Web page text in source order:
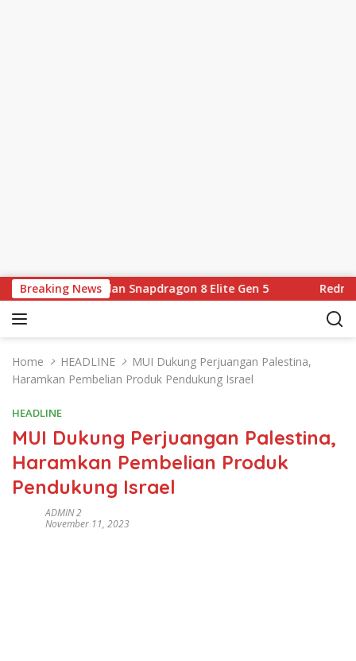
Breaking News
7.060mAh dan Snapdragon 8 Elite Gen 5 Redmi
Home HEADLINE
MUI Dukung Perjuangan Palestina,
Haramkan Pembelian Produk Pendukung Israel
HEADLINE
MUI Dukung Perjuangan Palestina,
Haramkan Pembelian Produk
Pendukung Israel
ADMIN 2
November 11, 2023